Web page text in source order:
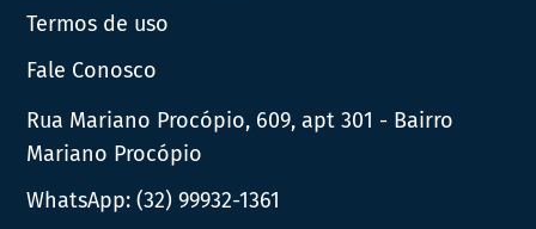
Termos de uso
Fale Conosco
Rua Mariano Procópio, 609, apt 301 - Bairro
Mariano Procópio
WhatsApp:(32) 99932-1361